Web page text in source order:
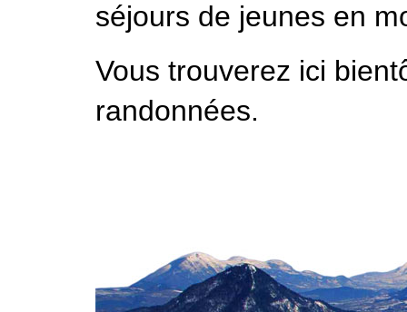
séjours de jeunes en
Vous trouverez ici
randonnées.